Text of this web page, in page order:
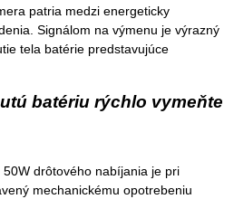
patria medzi energeticky
Signálom na výmenu je výrazný
tela batérie predstavujúce
batériu rýchlo vymeňte
drôtového nabíjania je pri
mechanickému opotrebeniu